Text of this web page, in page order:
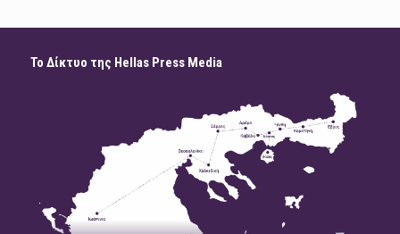
Το Δίκτυο της Hellas Press Media